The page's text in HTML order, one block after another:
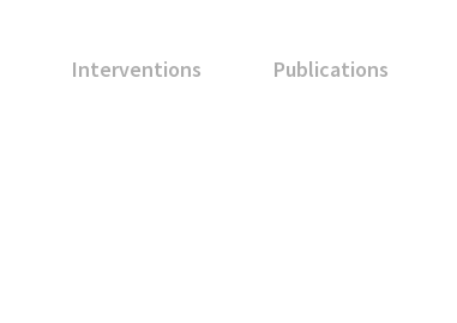
Interventions Publications